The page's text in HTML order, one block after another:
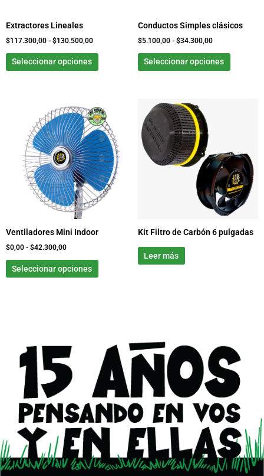
Extractores Lineales
$117.300,00 - $130.500,00
Seleccionar opciones
página
Conductos Simples clásicos
$5.100,00 - $34.300,00
Seleccionar opciones
en
página
Ventiladores Mini Indoor
$0,00 - $42.300,00
de
precios:
desde
$0,00
hasta
$42.300,00
Seleccionar opciones
Este
producto
tiene
múltiples
variantes.
Las
opciones
se
en
página
Kit Filtro de Carbón 6 pulgadas
Leer más